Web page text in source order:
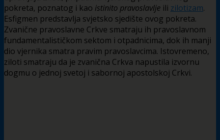
pokreta, poznatog i kao istinito pravoslavlje ili zilotizam.
Esfigmen predstavlja svjetsko sjedište ovog pokreta.
Zvanične pravoslavne Crkve smatraju ih pravoslavnom
fundamentalističkom sektom i otpadnicima, dok ih manji
dio vjernika smatra pravim pravoslavcima. Istovremeno,
ziloti smatraju da je zvanična Crkva napustila izvornu
dogmu o jednoj svetoj i sabornoj apostolskoj Crkvi.